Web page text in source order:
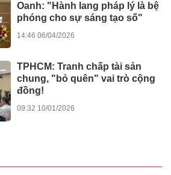
Oanh: "Hành lang pháp lý là bệ
phóng cho sự sáng tạo số"
14:46 06/04/2026
TPHCM: Tranh chấp tài sản
chung, "bỏ quên" vai trò cộng
đồng!
09:32 10/01/2026